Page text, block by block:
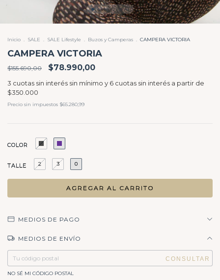
Inicio . SALE . SALE Lifestyle . Buzos y Camperas . CAMPERA VICTORIA
CAMPERA VICTORIA
$155.690,00 $78.990,00
Precio sin impuestos $65.280,99
COLOR
TALLE 2 3 0
MEDIOS DE PAGO
MEDIOS DE ENVÍO
Entregas para el CP: CAMBIAR CP
NO SÉ MI CÓDIGO POSTAL